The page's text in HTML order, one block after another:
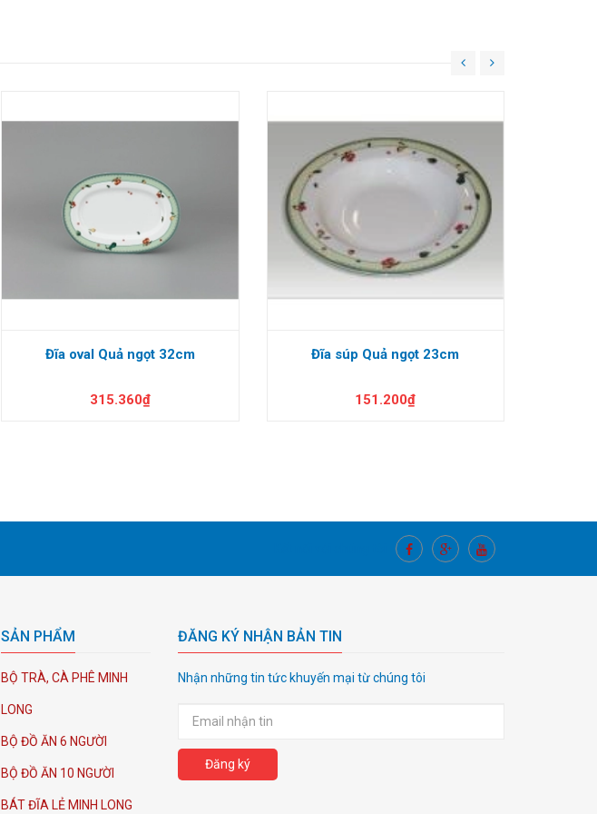
Đĩa oval Quả ngọt 32cm
315.360₫
Đĩa súp Quả ngọt 23cm
151.200₫
SẢN PHẨM
BỘ TRÀ, CÀ PHÊ MINH
LONG
BỘ ĐỒ ĂN 6 NGƯỜI
BỘ ĐỒ ĂN 10 NGƯỜI
BÁT ĐĨA LẺ MINH LONG
ĐĂNG KÝ NHẬN BẢN TIN
Nhận những tin tức khuyến mại từ chúng tôi
Đăng ký